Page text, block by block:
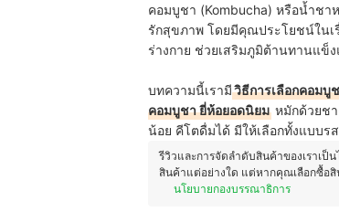
คอมบูชา (Kombucha) หรือน้ำชา
รักสุขภาพ โดยมีคุณประโยชน์ในเ
ร่างกาย ช่วยเสริมภูมิต้านทานแข็ง
บทความนี้เรามีวิธีการเลือกคอมบู
คอมบูชา ยี่ห้อยอดนิยม หมักด้วยช
น้อย คีโตดื่มได้ มีให้เลือกทั้งแบบร
รีวิวและการจัดลำดับสินค้าของเราเป็
สินค้าแต่อย่างใด แต่หากคุณเลือกซื้อสิ
นโยบายกองบรรณาธิการ